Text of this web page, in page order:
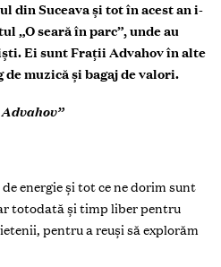
din Suceava și tot în acest an i-
„O seară în parc”, unde au
Ei sunt Frații Advahov în alte
muzică și bagaj de valori.
energie și tot ce ne dorim sunt
totodată și timp liber pentru
pentru a reuși să explorăm